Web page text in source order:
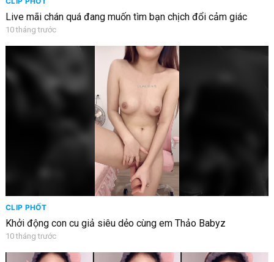
Live mãi chán quá đang muốn tìm bạn chịch đổi cảm giác
10 tháng trước
CLIP PHỐT
Khởi động con cu giả siêu dẻo cùng em Thảo Babyz
10 tháng trước